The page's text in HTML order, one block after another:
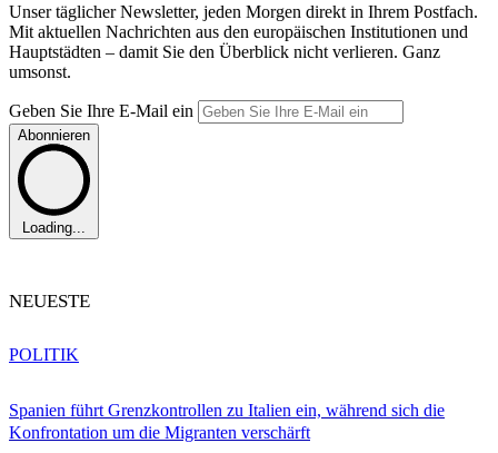
Unser täglicher Newsletter, jeden Morgen direkt in Ihrem Postfach.
Mit aktuellen Nachrichten aus den europäischen Institutionen und
Hauptstädten – damit Sie den Überblick nicht verlieren. Ganz
umsonst.
Geben Sie Ihre E-Mail ein
Abonnieren
Loading...
NEUESTE
Spanien führt Grenzkontrollen zu Italien ein, während sich die
Konfrontation um die Migranten verschärft
POLITIK